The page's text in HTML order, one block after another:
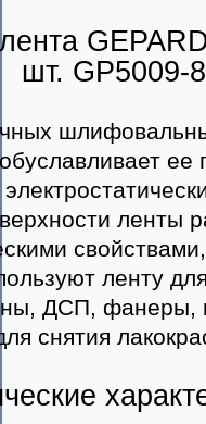
шт. GP5009-
ее
ленты
ленту
ДСП, фанеры,
снятия